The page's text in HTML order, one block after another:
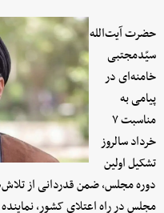
حضرت آیت‌الله
سیّدمجتبی
خامنه‌ای در
پیامی به
مناسبت ۷
خرداد سالروز
تشکیل اولین
دوره مجلس، ضمن قدردانی از
مجلس در راه اعتلای کشور،